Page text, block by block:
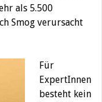
als 5.500
Smog verursacht
Für
ExpertInnen
besteht kein